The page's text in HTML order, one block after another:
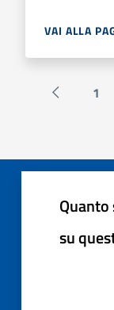
VAI ALLA
Pagina 1
su